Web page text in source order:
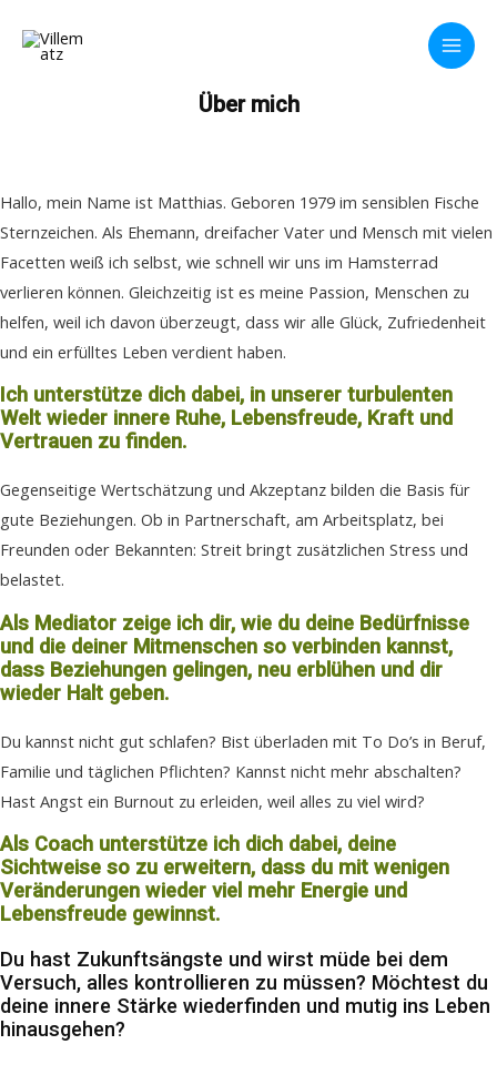
Inhalt
Main
Über mich
Hallo, mein Name ist Matthias. Geboren 1979 im sensiblen Fische
Sternzeichen. Als Ehemann, dreifacher Vater und Mensch mit vielen
Facetten weiß ich selbst, wie schnell wir uns im Hamsterrad
verlieren können. Gleichzeitig ist es meine Passion, Menschen zu
helfen, weil ich davon überzeugt, dass wir alle Glück, Zufriedenheit
und ein erfülltes Leben verdient haben.
Ich unterstütze dich dabei, in unserer turbulenten
Welt wieder innere Ruhe, Lebensfreude, Kraft und
Vertrauen zu finden.
Gegenseitige Wertschätzung und Akzeptanz bilden die Basis für
gute Beziehungen. Ob in Partnerschaft, am Arbeitsplatz, bei
Freunden oder Bekannten: Streit bringt zusätzlichen Stress und
belastet.
Als Mediator zeige ich dir, wie du deine Bedürfnisse
und die deiner Mitmenschen so verbinden kannst,
dass Beziehungen gelingen, neu erblühen und dir
wieder Halt geben.
Du kannst nicht gut schlafen? Bist überladen mit To Do’s in Beruf,
Familie und täglichen Pflichten? Kannst nicht mehr abschalten?
Hast Angst ein Burnout zu erleiden, weil alles zu viel wird?
Als Coach unterstütze ich dich dabei, deine
Sichtweise so zu erweitern, dass du mit wenigen
Veränderungen wieder viel mehr Energie und
Lebensfreude gewinnst.
Du hast Zukunftsängste und wirst müde bei dem
Versuch, alles kontrollieren zu müssen? Möchtest du
deine innere Stärke wiederfinden und mutig ins Leben
hinausgehen?